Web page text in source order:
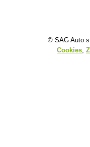
© SAG Auto
Cookies,